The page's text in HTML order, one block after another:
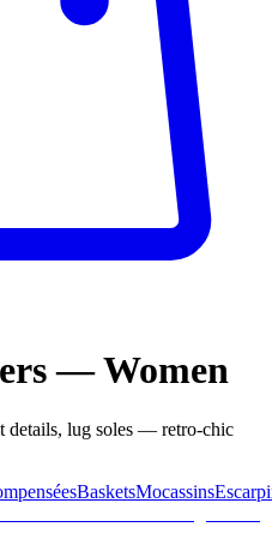
— Women
details, lug soles — retro-chic
BasketsMocassins